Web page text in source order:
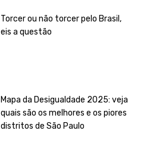
Torcer ou não torcer pelo Brasil,
eis a questão
Mapa da Desigualdade 2025: veja
quais são os melhores e os piores
distritos de São Paulo